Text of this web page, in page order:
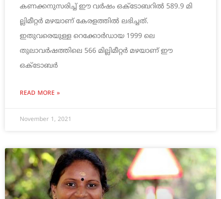
കണക്കനുസരിച്ച് ഈ വര്‍ഷം ഒക്ടോബറില്‍ 589.9 മി
ല്ലിമീറ്റര്‍ മഴയാണ് കേരളത്തില്‍ ലഭിച്ചത്.
ഇതുവരെയുള്ള റെക്കോര്‍ഡായ 1999 ലെ
തുലാവര്‍ഷത്തിലെ 566 മില്ലിമീറ്റര്‍ മഴയാണ് ഈ
ഒക്ടോബര്‍
READ MORE »
November 1, 2021